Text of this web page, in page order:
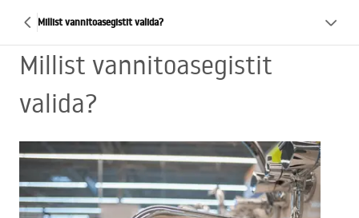
Millist vannitoasegistit valida?
Millist vannitoasegistit
valida?